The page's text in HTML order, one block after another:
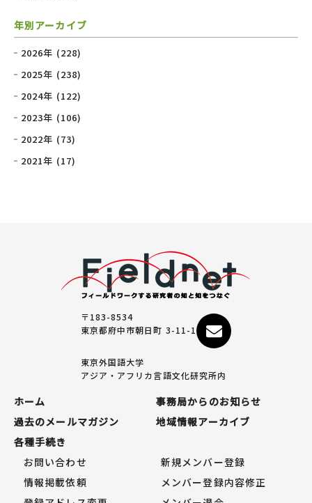
年別アーカイブ
2026年 (228)
2025年 (238)
2024年 (122)
2023年 (106)
2022年 (73)
2021年 (17)
〒183-8534
東京都府中市朝日町 3-11-1
東京外国語大学
アジア・アフリカ言語文化研究所内
ホーム
事務局からのお知らせ
過去のメールマガジン
地域情報アーカイブ
各種手続き
お問い合わせ
新規メンバー登録
情報掲載依頼
メンバー登録内容修正